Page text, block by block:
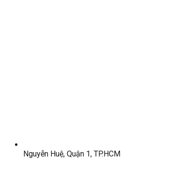
Nguyễn Huệ, Quận 1, TP.HCM